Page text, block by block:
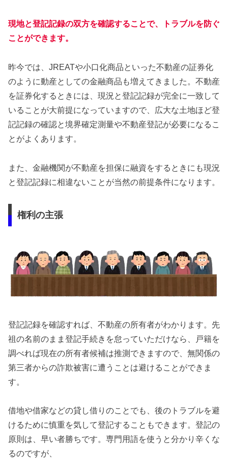
現地と登記記録の双方を確認することで、トラブルを防ぐ
ことができます。
昨今では、JREATや小口化商品といった不動産の証券化
のように動産としての金融商品も増えてきました。不動産
を証券化するときには、現況と登記記録が完全に一致して
いることが大前提になっていますので、広大な土地ほど登
記記録の確認と境界確定測量や不動産登記が必要になるこ
とがよくあります。
また、金融機関が不動産を担保に融資をするときにも現況
と登記記録に相違ないことが当然の前提条件になります。
権利の主張
登記記録を確認すれば、不動産の所有者がわかります。先
祖の名前のまま登記手続きを怠っていただけなら、戸籍を
調べれば現在の所有者候補は推測できますので、無関係の
第三者からの詐欺被害に遭うことは避けることができま
す。
借地や借家などの貸し借りのことでも、後のトラブルを避
けるために慎重を気して登記することもできます。登記の
原則は、早い者勝ちです。専門用語を使うと分かり辛くな
るのですが、